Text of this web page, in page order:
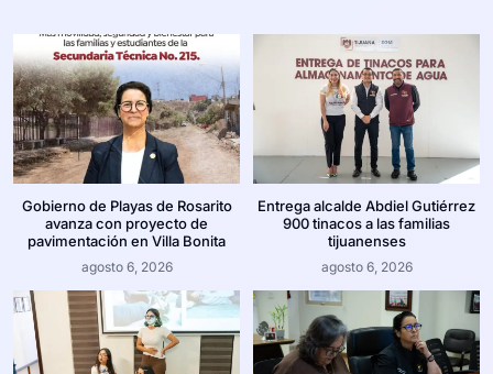
Gobierno de Playas de Rosarito
avanza con proyecto de
pavimentación en Villa Bonita
agosto 6, 2026
Entrega alcalde Abdiel Gutiérrez
900 tinacos a las familias
tijuanenses
agosto 6, 2026